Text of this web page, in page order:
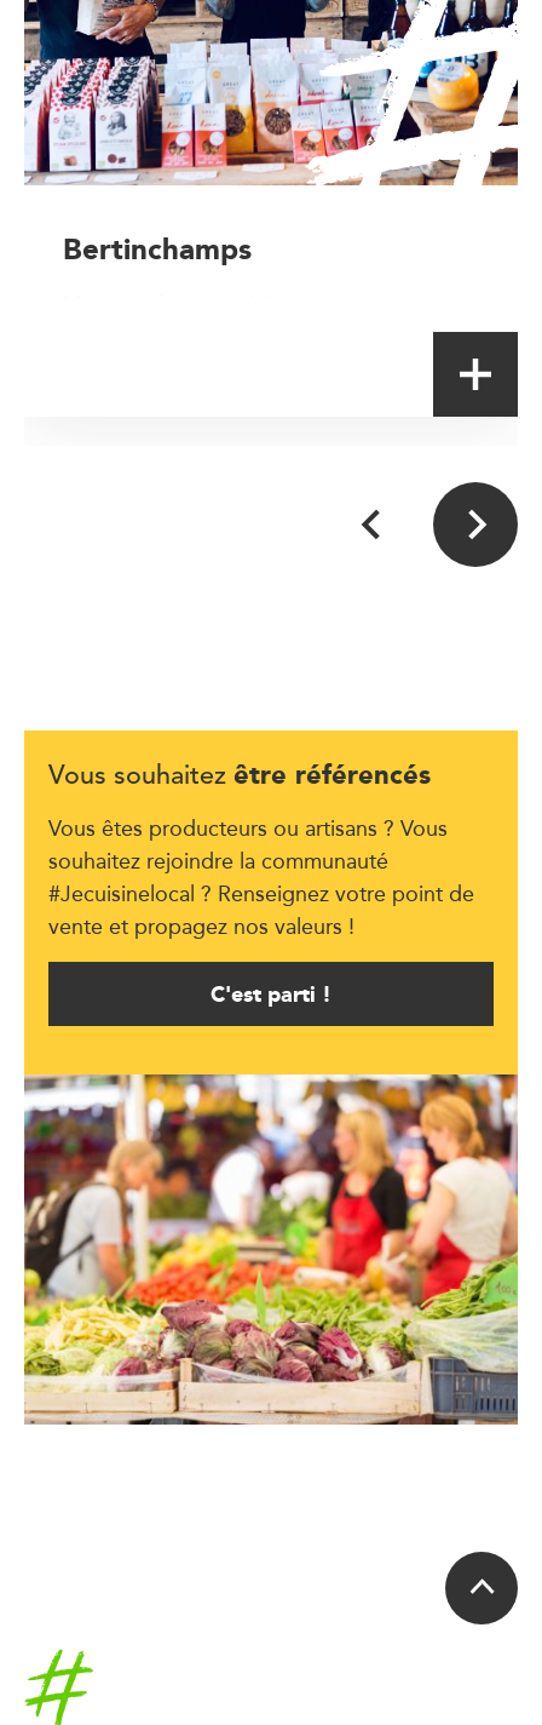
Bertinchamps
Vous souhaitez être référencés
Vous êtes producteurs ou artisans ? Vous
souhaitez rejoindre la communauté
#Jecuisinelocal ? Renseignez votre point de
vente et propagez nos valeurs !
C'est parti !
Accueil